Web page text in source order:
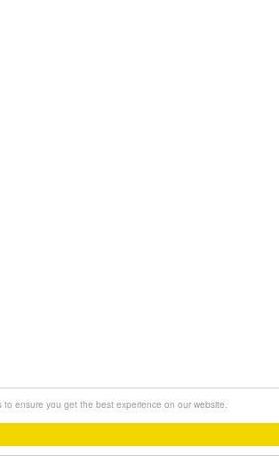
to ensure you get the best experience on our website.